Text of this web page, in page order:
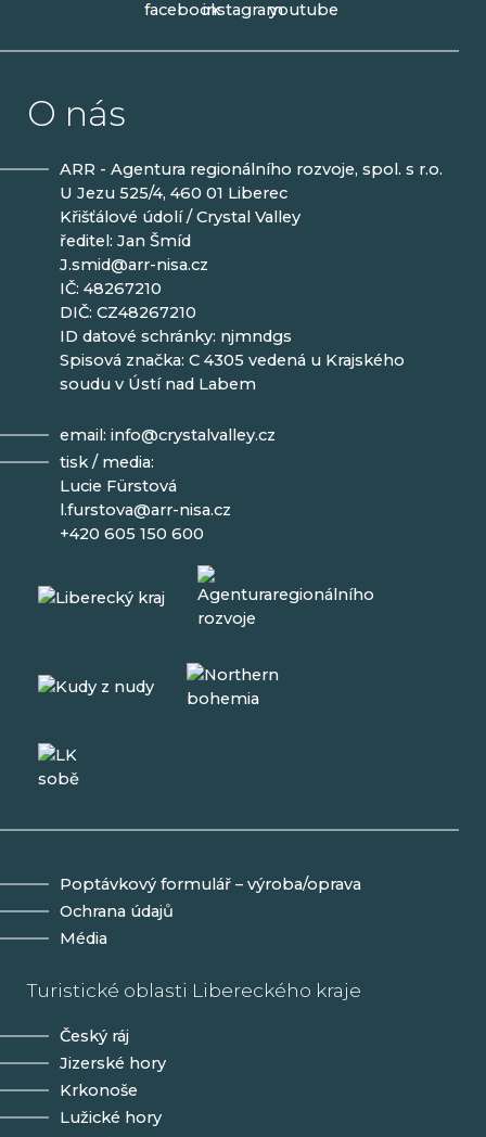
O nás
ARR - Agentura regionálního rozvoje, spol. s r.o.
U Jezu 525/4, 460 01 Liberec
Křišťálové údolí / Crystal Valley
ředitel: Jan Šmíd
J.smid@arr-nisa.cz
IČ: 48267210
DIČ: CZ48267210
ID datové schránky: njmndgs
Spisová značka: C 4305 vedená u Krajského
soudu v Ústí nad Labem
email: info@crystalvalley.cz
tisk / media:
Lucie Fürstová
l.furstova@arr-nisa.cz
+420 605 150 600
Poptávkový formulář – výroba/oprava
Ochrana údajů
Média
Turistické oblasti Libereckého kraje
Český ráj
Jizerské hory
Krkonoše
Lužické hory